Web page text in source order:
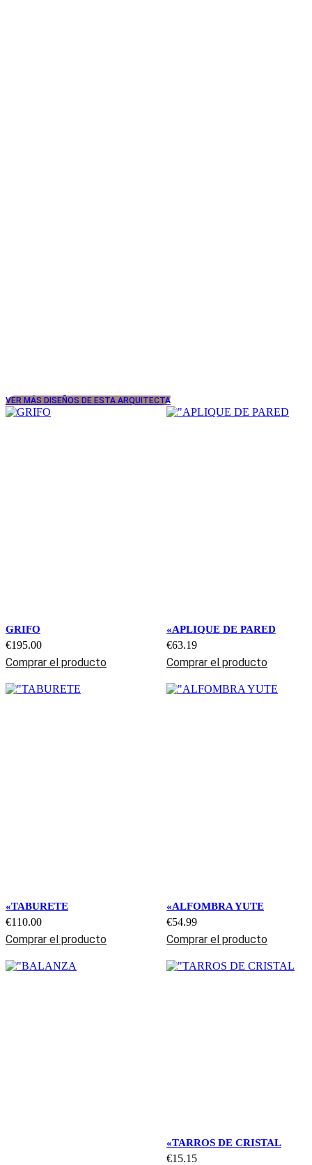
VER MÁS DISEÑOS DE ESTA ARQUITECTA
GRIFO
€195.00
Comprar el producto
«APLIQUE DE PARED
€63.19
Comprar el producto
«TABURETE
€110.00
Comprar el producto
«ALFOMBRA YUTE
€54.99
Comprar el producto
«TARROS DE CRISTAL
€15.15